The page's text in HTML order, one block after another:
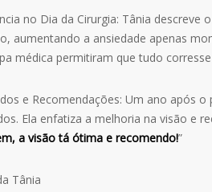
no Dia da Cirurgia: Tânia
aumentando a ansiedade apenas
médica permitiram que tudo
e Recomendações: Um ano após
Ela enfatiza a melhoria na visão e
a visão tá ótima e recomendo!”
Tânia